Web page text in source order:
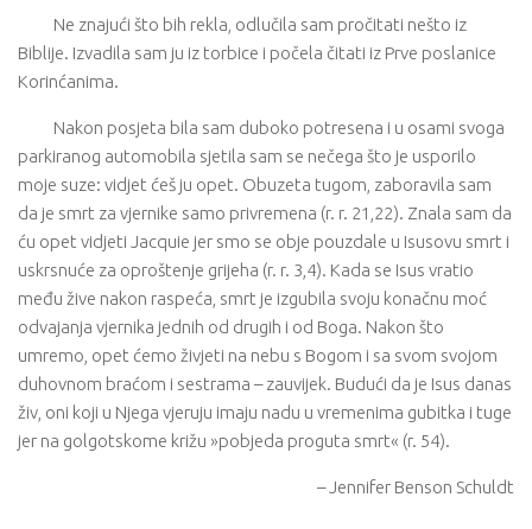
Ne znajući što bih rekla, odlučila sam pročitati nešto iz
Biblije. Izvadila sam ju iz torbice i počela čitati iz Prve poslanice
Korinćanima.
Nakon posjeta bila sam duboko potresena i u osami svoga
parkiranog automobila sjetila sam se nečega što je usporilo
moje suze: vidjet ćeš ju opet. Obuzeta tugom, zaboravila sam
da je smrt za vjernike samo privremena (r. r. 21,22). Znala sam da
ću opet vidjeti Jacquie jer smo se obje pouzdale u Isusovu smrt i
uskrsnuće za oproštenje grijeha (r. r. 3,4). Kada se Isus vratio
među žive nakon raspeća, smrt je izgubila svoju konačnu moć
odvajanja vjernika jednih od drugih i od Boga. Nakon što
umremo, opet ćemo živjeti na nebu s Bogom i sa svom svojom
duhovnom braćom i sestrama – zauvijek. Budući da je Isus danas
živ, oni koji u Njega vjeruju imaju nadu u vremenima gubitka i tuge
jer na golgotskome križu »pobjeda proguta smrt« (r. 54).
– Jennifer Benson Schuldt